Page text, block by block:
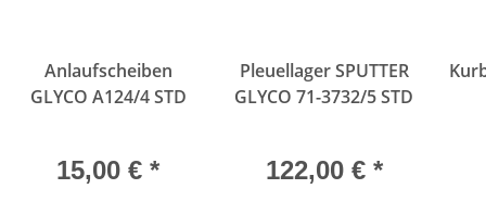
Anlaufscheiben
GLYCO A124/4 STD
15,00 € *
Pleuellager SPUTTER
GLYCO 71-3732/5 STD
122,00 € *